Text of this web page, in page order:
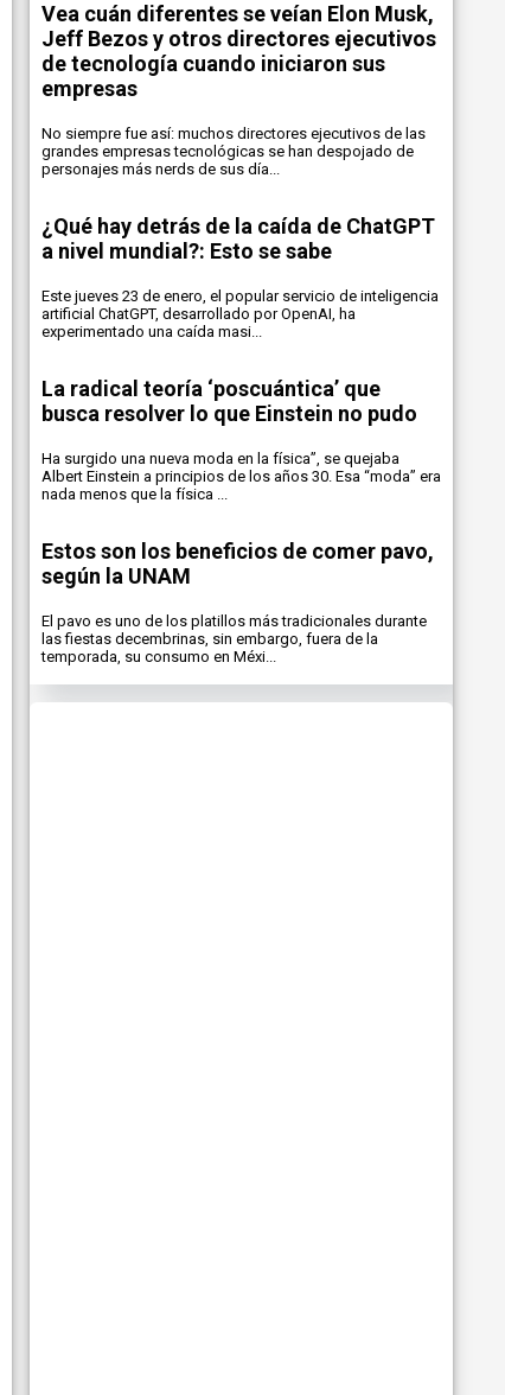
Vea cuán diferentes se veían Elon Musk,
Jeff Bezos y otros directores ejecutivos
de tecnología cuando iniciaron sus
empresas
No siempre fue así: muchos directores ejecutivos de las
grandes empresas tecnológicas se han despojado de
personajes más nerds de sus día...
¿Qué hay detrás de la caída de ChatGPT
a nivel mundial?: Esto se sabe
Este jueves 23 de enero, el popular servicio de inteligencia
artificial ChatGPT, desarrollado por OpenAI, ha
experimentado una caída masi...
La radical teoría ‘poscuántica’ que
busca resolver lo que Einstein no pudo
Ha surgido una nueva moda en la física”, se quejaba
Albert Einstein a principios de los años 30. Esa “moda” era
nada menos que la física ...
Estos son los beneficios de comer pavo,
según la UNAM
El pavo es uno de los platillos más tradicionales durante
las fiestas decembrinas, sin embargo, fuera de la
temporada, su consumo en Méxi...